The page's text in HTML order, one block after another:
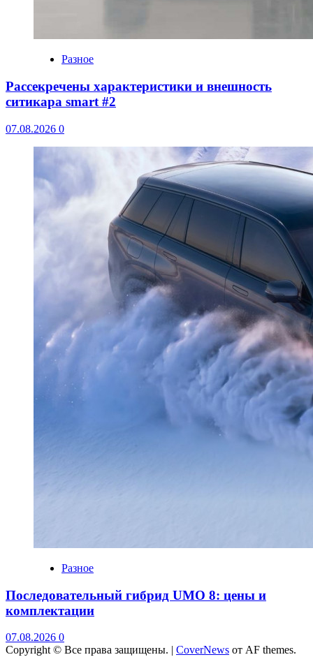
Разное
Рассекречены характеристики и внешность
ситикара smart #2
07.08.2026 0
Разное
Последовательный гибрид UMO 8: цены и
комплектации
07.08.2026 0
Copyright © Все права защищены. | CoverNews от AF themes.